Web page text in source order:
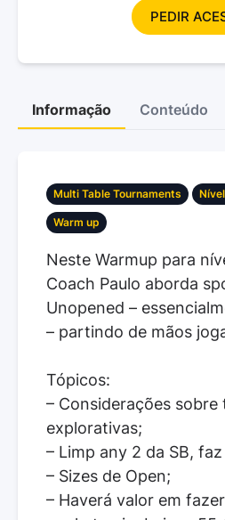
PEDIR
Informação Conteúdo
Multi Table Tournaments
Warm up
Neste Warmup para
Coach Paulo aborda
Unopened –
– partindo de mãos
Tópicos:
– Considerações sobre
explorativas;
– Limp any 2 da SB,
– Sizes de Open;
– Haverá valor em